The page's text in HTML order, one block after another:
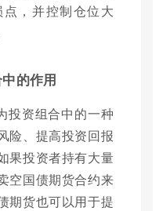
，并控制仓位大
的作用
投资组合中的一种
险、提高投资回报
果投资者持有大量
空国债期货合约来
期货也可以用于提